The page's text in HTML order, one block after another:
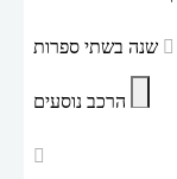
הרכב נוסעים